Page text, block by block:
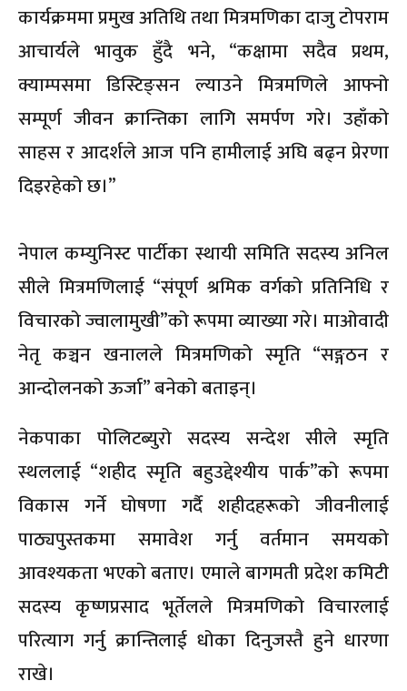
कार्यक्रममा प्रमुख अतिथि तथा मित्रमणिका दाजु टोपराम
आचार्यले भावुक हुँदै भने, “कक्षामा सदैव प्रथम,
क्याम्पसमा डिस्टिङ्सन ल्याउने मित्रमणिले आफ्नो
सम्पूर्ण जीवन क्रान्तिका लागि समर्पण गरे। उहाँको
साहस र आदर्शले आज पनि हामीलाई अघि बढ्न प्रेरणा
दिइरहेको छ।”
नेपाल कम्युनिस्ट पार्टीका स्थायी समिति सदस्य अनिल
सीले मित्रमणिलाई “संपूर्ण श्रमिक वर्गको प्रतिनिधि र
विचारको ज्वालामुखी”को रूपमा व्याख्या गरे। माओवादी
नेतृ कञ्चन खनालले मित्रमणिको स्मृति “सङ्गठन र
आन्दोलनको ऊर्जा” बनेको बताइन्।
नेकपाका पोलिटब्युरो सदस्य सन्देश सीले स्मृति
स्थललाई “शहीद स्मृति बहुउद्देश्यीय पार्क”को रूपमा
विकास गर्ने घोषणा गर्दै शहीदहरूको जीवनीलाई
पाठ्यपुस्तकमा समावेश गर्नु वर्तमान समयको
आवश्यकता भएको बताए। एमाले बागमती प्रदेश कमिटी
सदस्य कृष्णप्रसाद भूर्तेलले मित्रमणिको विचारलाई
परित्याग गर्नु क्रान्तिलाई धोका दिनुजस्तै हुने धारणा
राखे।